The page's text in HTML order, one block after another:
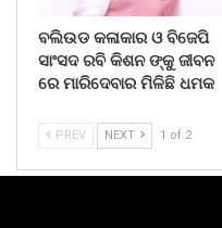
ବଲିଉଡ କଳାକାର ଓ ବିଜେପି
ସାଂସଦ ରବି କିଶନ ଙ୍କୁ ଜୀବନ
ରେ ମାରିଦେବାର ମିଳିଛି ଧମକ
PREV NEXT 1 of 2